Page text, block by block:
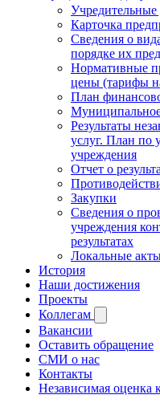
Карточка
Сведения о
порядке их
Нормативные
цены (тарифы
План
Результаты
услуг. План по
учреждения
Отчет о
Закупки
Сведения о
учреждения
результатах
Локальные
История
Наши достижения
Проекты
Коллегам
Вакансии
Оставить обращение
СМИ о нас
Контакты
Независимая оценка